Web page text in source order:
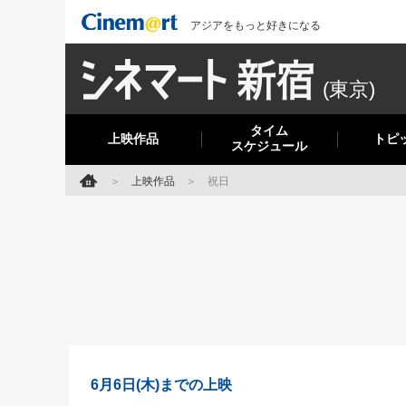
アジアをもっと好きになる
(東京)
上映作品
タイム
スケジュール
トピ
上映作品 祝日
6月6日(木)までの上映